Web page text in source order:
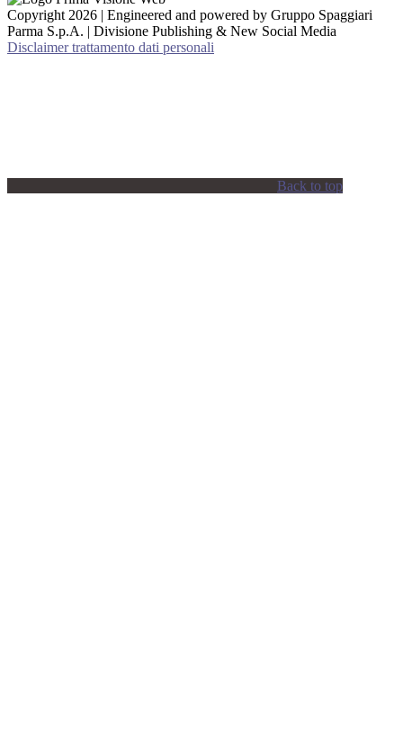
Copyright 2026 | Engineered and powered by Gruppo Spaggiari
Parma S.p.A. | Divisione Publishing & New Social Media
Disclaimer trattamento dati personali
Back to top